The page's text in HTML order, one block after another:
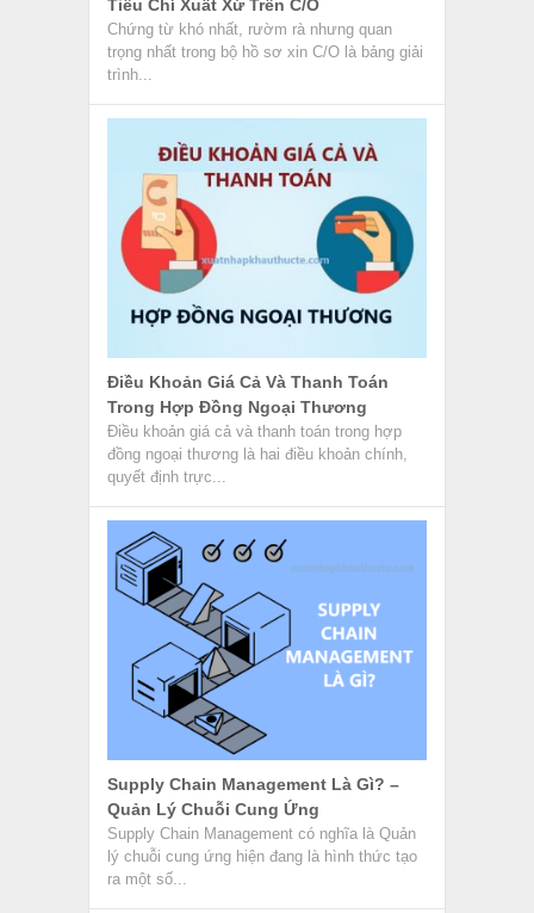
Tiêu Chí Xuất Xứ Trên C/O
Chứng từ khó nhất, rườm rà nhưng quan
trọng nhất trong bộ hồ sơ xin C/O là bảng giải
trình...
Điều Khoản Giá Cả Và Thanh Toán
Trong Hợp Đồng Ngoại Thương
Điều khoản giá cả và thanh toán trong hợp
đồng ngoại thương là hai điều khoản chính,
quyết định trực...
Supply Chain Management Là Gì? –
Quản Lý Chuỗi Cung Ứng
Supply Chain Management có nghĩa là Quản
lý chuỗi cung ứng hiện đang là hình thức tạo
ra một số...